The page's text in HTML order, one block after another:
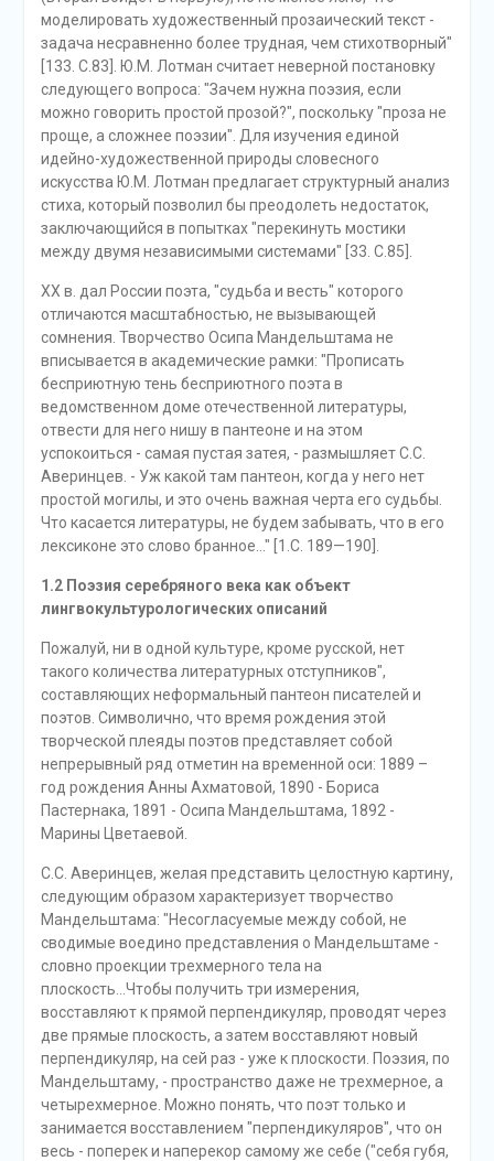
моделировать художественный прозаический текст -
задача несравненно более трудная, чем стихотворный"
[133. С.83]. Ю.М. Лотман считает неверной постановку
следующего вопроса: "Зачем нужна поэзия, если
можно говорить простой прозой?", поскольку "проза не
проще, а сложнее поэзии". Для изучения единой
идейно-художественной природы словесного
искусства Ю.М. Лотман предлагает структурный анализ
стиха, который позволил бы преодолеть недостаток,
заключающийся в попытках "перекинуть мостики
между двумя независимыми системами" [33. С.85].
XX в. дал России поэта, "судьба и весть" которого
отличаются масштабностью, не вызывающей
сомнения. Творчество Осипа Мандельштама не
вписывается в академические рамки: "Прописать
бесприютную тень бесприютного поэта в
ведомственном доме отечественной литературы,
отвести для него нишу в пантеоне и на этом
успокоиться - самая пустая затея, - размышляет С.С.
Аверинцев. - Уж какой там пантеон, когда у него нет
простой могилы, и это очень важная черта его судьбы.
Что касается литературы, не будем забывать, что в его
лексиконе это слово бранное..." [1.С. 189—190].
1.2 Поэзия серебряного века как объект
лингвокультурологических описаний
Пожалуй, ни в одной культуре, кроме русской, нет
такого количества литературных отступников",
составляющих неформальный пантеон писателей и
поэтов. Символично, что время рождения этой
творческой плеяды поэтов представляет собой
непрерывный ряд отметин на временной оси: 1889 –
год рождения Анны Ахматовой, 1890 - Бориса
Пастернака, 1891 - Осипа Мандельштама, 1892 -
Марины Цветаевой.
С.С. Аверинцев, желая представить целостную картину,
следующим образом характеризует творчество
Мандельштама: "Несогласуемые между собой, не
сводимые воедино представления о Мандельштаме -
словно проекции трехмерного тела на
плоскость...Чтобы получить три измерения,
восставляют к прямой перпендикуляр, проводят через
две прямые плоскость, а затем восставляют новый
перпендикуляр, на сей раз - уже к плоскости. Поэзия, по
Мандельштаму, - пространство даже не трехмерное, а
четырехмерное. Можно понять, что поэт только и
занимается восставлением "перпендикуляров", что он
весь - поперек и наперекор самому же себе ("себя губя,